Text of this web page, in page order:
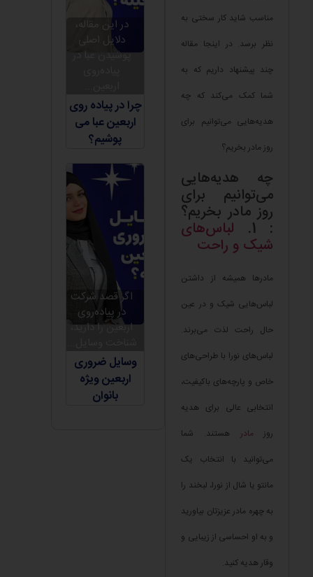
مناسب شاید کار سختی به
نظر برسد. در اینجا مقاله
چند پیشنهاد داریم که به
شما کمک می‌کند که چه
هدیه‌هایی می‌توانیم برای
روز مادر بخریم؟
چه هدیه‌هایی
می‌توانیم برای
روز مادر بخریم؟
: 1. لباس‌های
شیک و راحت
مادرها همیشه از داشتن
لباس‌هایی شیک و در عین
حال راحت لذت می‌برند.
لباس‌های نورا با طراحی‌های
خاص و پارچه‌های باکیفیت،
انتخابی عالی برای هدیه
روز مادر هستند. شما
می‌توانید با انتخاب یک
مانتو یا شال از نورا، لبخند را
به چهره مادر عزیزتان بیاورید
و به او احساسی از زیبایی و
وقار هدیه کنید.
در این مقاله،
دلایل اصلی
پوشیدن عبا در
چرا در پیاده روی
اربعین عبا می
پوشیم؟
اگر قصد شرکت
در پیاده‌روی
اربعین را دارید،
وسایل ضروری
اربعین ویژه
بانوان